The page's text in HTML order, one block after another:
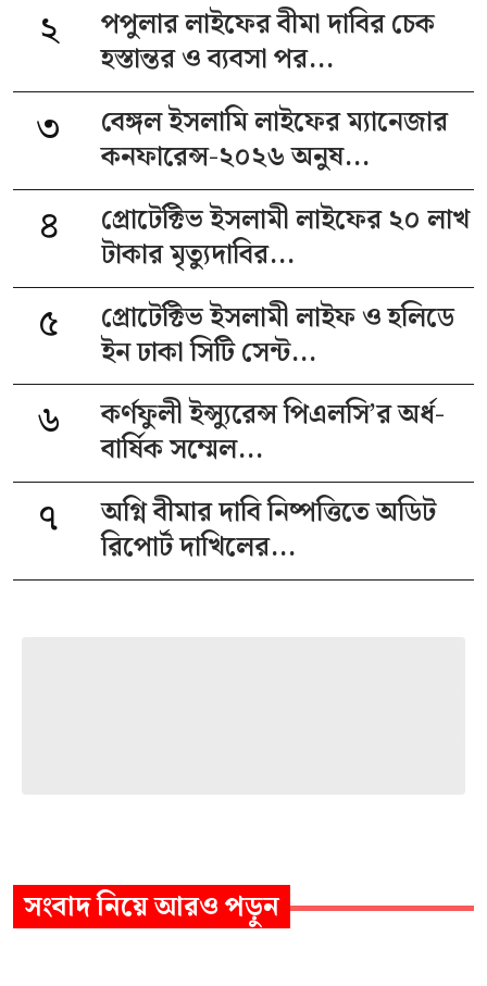
২
পপুলার লাইফের বীমা দাবির চেক
হস্তান্তর ও ব্যবসা পর...
৩
বেঙ্গল ইসলামি লাইফের ম্যানেজার
কনফারেন্স-২০২৬ অনুষ...
৪
প্রোটেক্টিভ ইসলামী লাইফের ২০ লাখ
টাকার মৃত্যুদাবির...
৫
প্রোটেক্টিভ ইসলামী লাইফ ও হলিডে
ইন ঢাকা সিটি সেন্ট...
৬
কর্ণফুলী ইন্স্যুরেন্স পিএলসি’র অর্ধ-
বার্ষিক সম্মেল...
৭
অগ্নি বীমার দাবি নিষ্পত্তিতে অডিট
রিপোর্ট দাখিলের...
সংবাদনিয়ে আরও পড়ুন